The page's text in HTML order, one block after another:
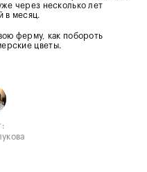
через несколько лет
в месяц.
ферму, как побороть
цветы.